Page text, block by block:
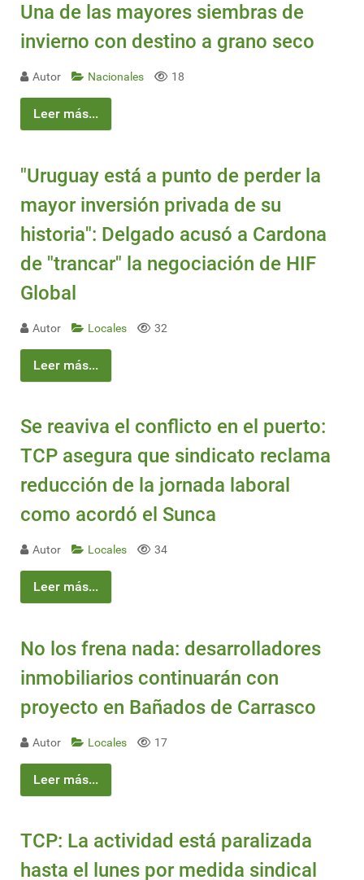
Una de las mayores siembras de
invierno con destino a grano seco
Autor Nacionales 18
Leer más...
"Uruguay está a punto de perder la
mayor inversión privada de su
historia": Delgado acusó a Cardona
de "trancar" la negociación de HIF
Global
Autor Locales 32
Leer más...
Se reaviva el conflicto en el puerto:
TCP asegura que sindicato reclama
reducción de la jornada laboral
como acordó el Sunca
Autor Locales 34
Leer más...
No los frena nada: desarrolladores
inmobiliarios continuarán con
proyecto en Bañados de Carrasco
Autor Locales 17
Leer más...
TCP: La actividad está paralizada
hasta el lunes por medida sindical